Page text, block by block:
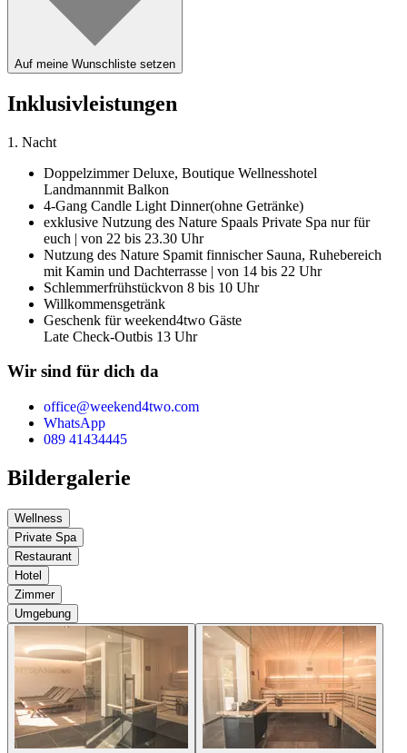
Auf meine Wunschliste setzen
Inklusivleistungen
1. Nacht
Doppelzimmer Deluxe, Boutique Wellnesshotel
Landmannmit Balkon
4-Gang Candle Light Dinner(ohne Getränke)
exklusive Nutzung des Nature Spaals Private Spa nur für
euch | von 22 bis 23.30 Uhr
Nutzung des Nature Spamit finnischer Sauna, Ruhebereich
mit Kamin und Dachterrasse | von 14 bis 22 Uhr
Schlemmerfrühstückvon 8 bis 10 Uhr
Willkommensgetränk
Geschenk für weekend4two Gäste
Late Check-Outbis 13 Uhr
Wir sind für dich da
office@weekend4two.com
WhatsApp
089 41434445
Bildergalerie
Wellness
Private Spa
Restaurant
Hotel
Zimmer
Umgebung